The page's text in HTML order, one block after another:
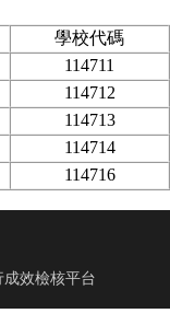
學校代碼
114711
114712
114713
114714
114716
效檢核平台